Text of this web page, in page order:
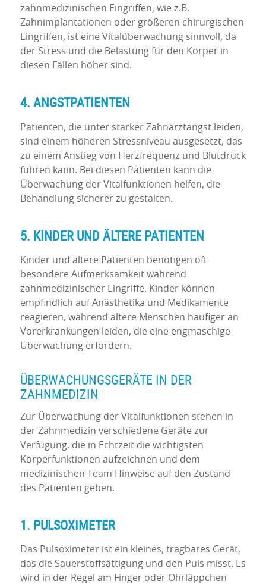
zahnmedizinischen Eingriffen, wie z.B.
Zahnimplantationen oder größeren chirurgischen
Eingriffen, ist eine Vitalüberwachung sinnvoll, da
der Stress und die Belastung für den Körper in
diesen Fällen höher sind.
4. ANGSTPATIENTEN
Patienten, die unter starker Zahnarztangst leiden,
sind einem höheren Stressniveau ausgesetzt, das
zu einem Anstieg von Herzfrequenz und Blutdruck
führen kann. Bei diesen Patienten kann die
Überwachung der Vitalfunktionen helfen, die
Behandlung sicherer zu gestalten.
5. KINDER UND ÄLTERE PATIENTEN
Kinder und ältere Patienten benötigen oft
besondere Aufmerksamkeit während
zahnmedizinischer Eingriffe. Kinder können
empfindlich auf Anästhetika und Medikamente
reagieren, während ältere Menschen häufiger an
Vorerkrankungen leiden, die eine engmaschige
Überwachung erfordern.
ÜBERWACHUNGSGERÄTE IN DER
ZAHNMEDIZIN
Zur Überwachung der Vitalfunktionen stehen in
der Zahnmedizin verschiedene Geräte zur
Verfügung, die in Echtzeit die wichtigsten
Körperfunktionen aufzeichnen und dem
medizinischen Team Hinweise auf den Zustand
des Patienten geben.
1. PULSOXIMETER
Das Pulsoximeter ist ein kleines, tragbares Gerät,
das die Sauerstoffsättigung und den Puls misst. Es
wird in der Regel am Finger oder Ohrläppchen